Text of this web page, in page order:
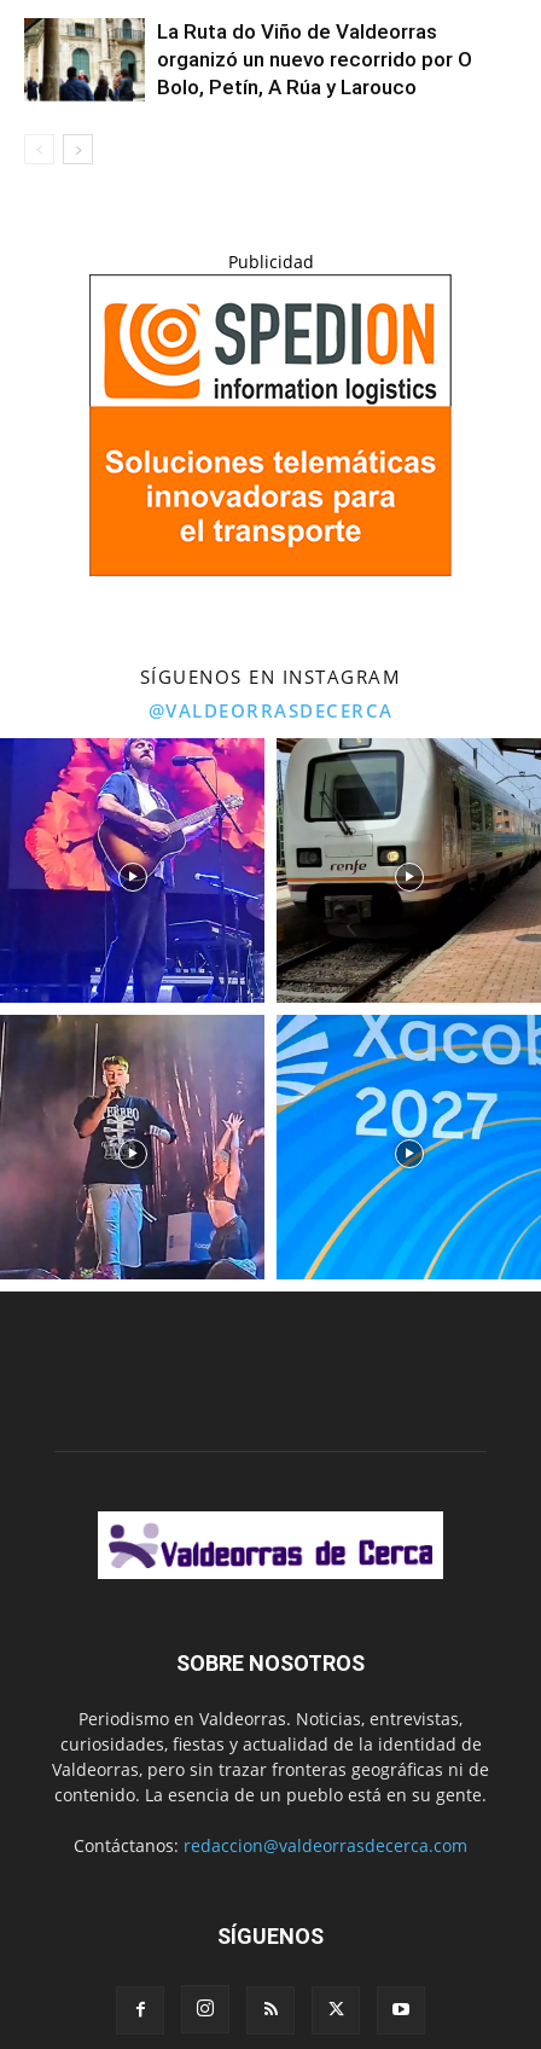
La Ruta do Viño de Valdeorras
organizó un nuevo recorrido por O
Bolo, Petín, A Rúa y Larouco
Publicidad
SÍGUENOS EN INSTAGRAM
@VALDEORRASDECERCA
SOBRE NOSOTROS
Periodismo en Valdeorras. Noticias, entrevistas,
curiosidades, fiestas y actualidad de la identidad de
Valdeorras, pero sin trazar fronteras geográficas ni de
contenido. La esencia de un pueblo está en su gente.
Contáctanos: redaccion@valdeorrasdecerca.com
SÍGUENOS